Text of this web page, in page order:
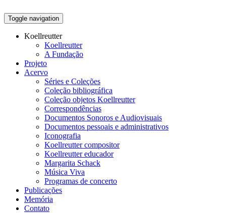
Toggle navigation
Koellreutter
Koellreutter
A Fundação
Projeto
Acervo
Séries e Coleções
Coleção bibliográfica
Coleção objetos Koellreutter
Correspondências
Documentos Sonoros e Audiovisuais
Documentos pessoais e administrativos
Iconografia
Koellreutter compositor
Koellreutter educador
Margarita Schack
Música Viva
Programas de concerto
Publicações
Memória
Contato